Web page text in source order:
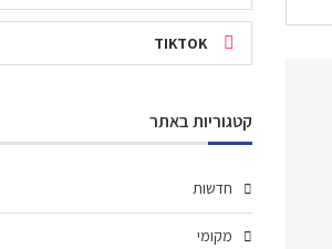
TIKTOK
קטגוריות באתר
חדשות
מקומי